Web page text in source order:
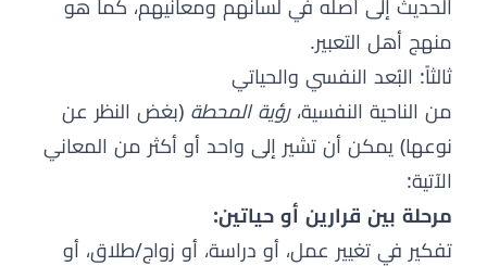
منهج أهل التعبير.
ثالثاً: البُعد النفسي والحياتي
من الناحية النفسية،رؤية المحطة (بغض النظر عن
نوعها) يمكن أن تشير إلى واحد أو أكثر من المعاني
الآتية:
مرحلة بين قرارين أو حياتين:
تفكير في تغيير عمل، أو دراسة، أو زواج/طلاق، أو